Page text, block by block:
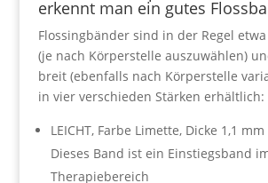
erkennt man ein gutes
Flossingbänder sind in der Regel
(je nach Körperstelle auszuwählen)
breit (ebenfalls nach Körperstelle
in vier verschieden Stärken erhältlich:
LEICHT, Farbe Limette, Dicke 1,1 mm
Dieses Band ist ein Einstiegsband
Therapiebereich